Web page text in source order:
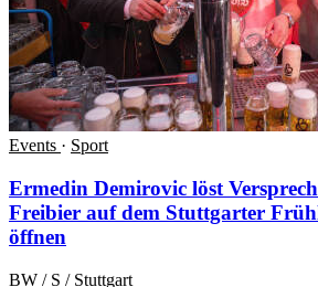
Events · Sport
Ermedin Demirovic löst
Freibier auf dem Stuttgarter
öffnen
BW / S / Stuttgart